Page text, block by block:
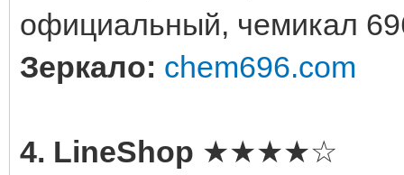
официальный, чемикал
Зеркало: chem696.com
4. LineShop ★★★★☆